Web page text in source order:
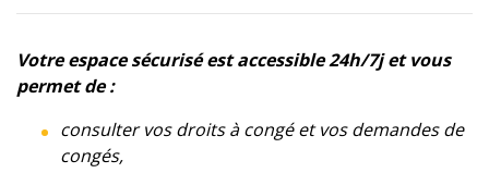
Votre espace sécurisé est accessible 24h/7j et vous
permet de :
consulter vos droits à congé et vos demandes de
congés,